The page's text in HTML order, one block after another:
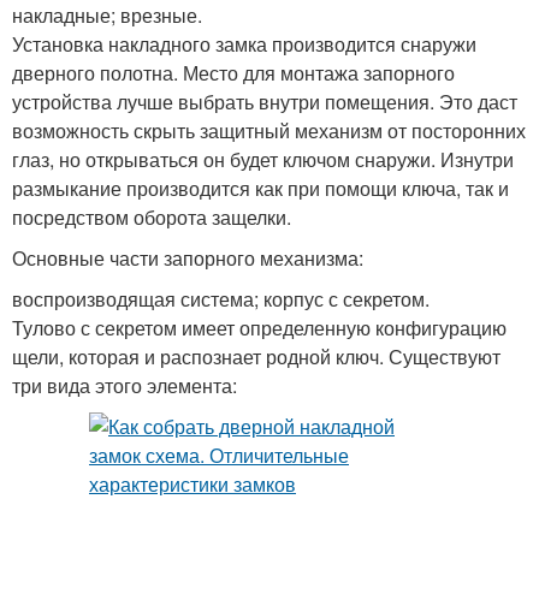
накладные; врезные.
Установка накладного замка производится снаружи
дверного полотна. Место для монтажа запорного
устройства лучше выбрать внутри помещения. Это даст
возможность скрыть защитный механизм от посторонних
глаз, но открываться он будет ключом снаружи. Изнутри
размыкание производится как при помощи ключа, так и
посредством оборота защелки.
Основные части запорного механизма:
воспроизводящая система; корпус с секретом.
Тулово с секретом имеет определенную конфигурацию
щели, которая и распознает родной ключ. Существуют
три вида этого элемента: